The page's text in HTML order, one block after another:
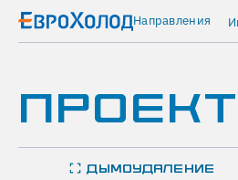
Направления
ДЫМОУДАЛЕНИЕ
Проекты
Чайна
Констракшн
вентиляция
кондиционирование